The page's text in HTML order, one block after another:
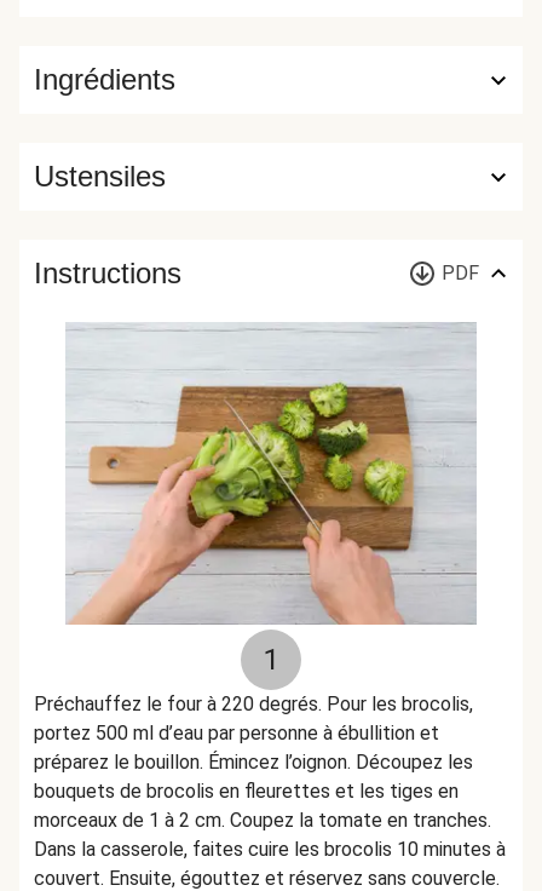
Ingrédients
Ustensiles
Instructions PDF
1
Préchauffez le four à 220 degrés. Pour les brocolis,
portez 500 ml d’eau par personne à ébullition et
préparez le bouillon. Émincez l’oignon. Découpez les
bouquets de brocolis en fleurettes et les tiges en
morceaux de 1 à 2 cm. Coupez la tomate en tranches.
Dans la casserole, faites cuire les brocolis 10 minutes à
couvert. Ensuite, égouttez et réservez sans couvercle.